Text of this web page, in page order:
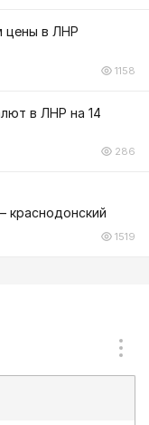
цены в ЛНР
1158
в ЛНР на 14
286
краснодонский
1519